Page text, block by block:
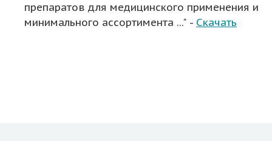
препаратов для медицинского применения и
минимального ассортимента ..." - Скачать